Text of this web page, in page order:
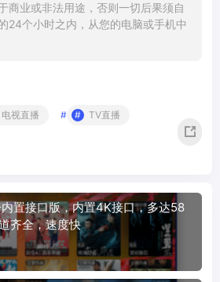
商业或非法用途，否则一切后果须自
24个小时之内，从您的电脑或手机中
电视直播 # TV直播
置接口版，内置4K接口，多达58
齐全，速度快